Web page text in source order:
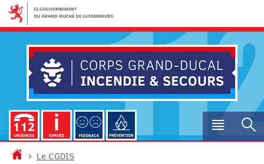
Aller
la
navigation
Aller
contenu
Menu
Accueil
Le CGDIS